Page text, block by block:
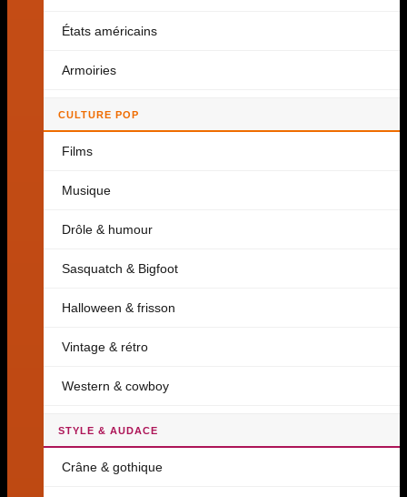
États américains
Armoiries
CULTURE POP
Films
Musique
Drôle & humour
Sasquatch & Bigfoot
Halloween & frisson
Vintage & rétro
Western & cowboy
STYLE & AUDACE
Crâne & gothique